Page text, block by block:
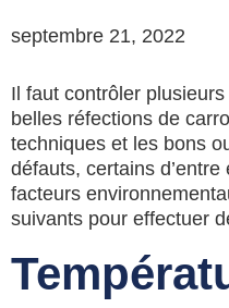
septembre 21, 2022
Il faut contrôler
belles réfections de
techniques et les bons
défauts, certains
facteurs
suivants pour effectuer